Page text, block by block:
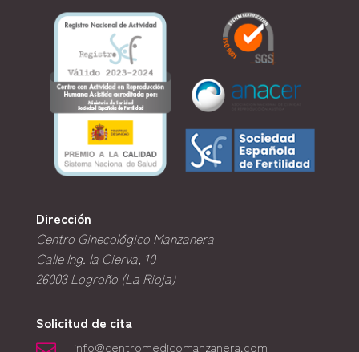
Dirección
Centro Ginecológico Manzanera
Calle Ing. la Cierva, 10
26003Logroño (La Rioja)
Solicitud de cita
info@centromedicomanzanera.com